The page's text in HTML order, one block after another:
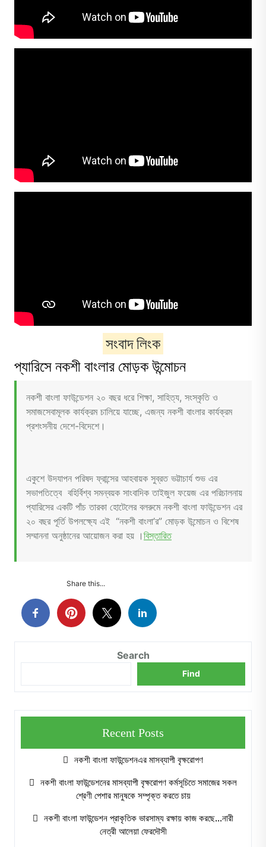
সংবাদ লিংক
প্যারিসে নকশী বাংলার মোড়ক উন্মোচন
নকশী বাংলা ফাউন্ডেশন ২০ বছর ধরে শিক্ষা, সাহিত্য, সংস্কৃতি ও
সমাজসেবামূলক কার্যক্রম চালিয়ে যাচ্ছে, এজন্য নকশী বাংলার কার্যক্রম
প্রশংসনীয় দেশে-বিদেশে।
একুশে উদযাপন পরিষদ ফ্রান্সের আহবায়ক সুব্রত ভট্টাচার্য শুভ এর
সভাপতিত্বে বহির্বিশ্ব সমন্বয়ক সাংবাদিক তাইজুল ফয়েজ এর পরিচালনায়
প্যারিসের একটি পাঁচ তারকা হোটেলের বলরুমে নকশী বাংলা ফাউন্ডেশন এর
২০ বছর পূর্তি উপলক্ষ্যে এই “নকশী বাংলা’র” মোড়ক উন্মোচন ও বিশেষ
সম্মাননা অনুষ্ঠানের আয়োজন করা হয় । বিস্তারিত
Share this...
Search
Find
Recent Posts
নকশী বাংলা ফাউন্ডেশনএর মাসব্যাপী বৃক্ষরোপণ
নকশী বাংলা ফাউন্ডেশনের মাসব্যাপী বৃক্ষরোপণ কর্মসূচিতে সমাজের সকল
শ্রেণী পেশার মানুষকে সম্পৃক্ত করতে চায়
নকশী বাংলা ফাউন্ডেশন প্রাকৃতিক ভারসাম্য রক্ষায় কাজ করছে…নারী
নেত্রী আলেয়া ফেরদৌসী